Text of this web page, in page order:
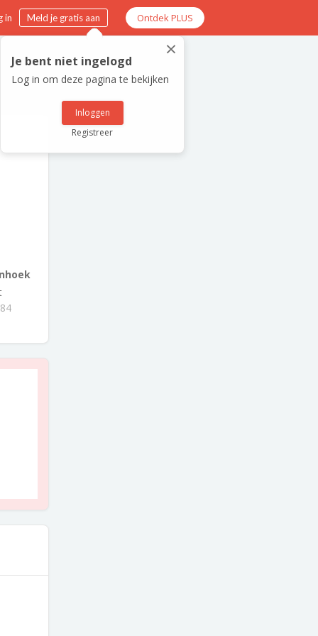
in Meld je gratis aan Ontdek PLUS
×
Je bent niet ingelogd
Log in om deze pagina te bekijken
Inloggen
Registreer